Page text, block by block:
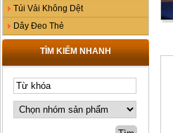
Túi Vải Không Dệt
Dây Đeo Thẻ
TÌM KIẾM NHANH